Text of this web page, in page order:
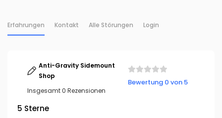
Erfahrungen Kontakt Alle Störungen Login
Anti-Gravity Sidemount
Shop
Insgesamt 0 Rezensionen
Bewertung 0 von 5
5 Sterne